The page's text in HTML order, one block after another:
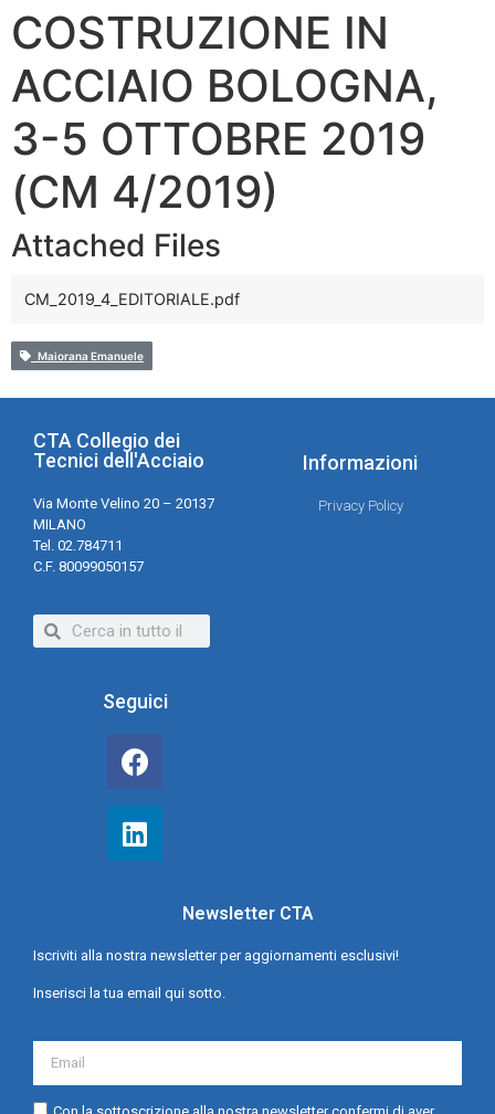
COSTRUZIONE IN
ACCIAIO BOLOGNA,
3-5 OTTOBRE 2019
(CM 4/2019)
Attached Files
CM_2019_4_EDITORIALE.pdf
Maiorana Emanuele
CTA Collegio dei
Tecnici dell'Acciaio
Via Monte Velino 20 – 20137
MILANO
Tel. 02.784711
C.F. 80099050157
Informazioni
Privacy Policy
Seguici
Newsletter CTA
Iscriviti alla nostra newsletter per aggiornamenti esclusivi!
Inserisci la tua email qui sotto.